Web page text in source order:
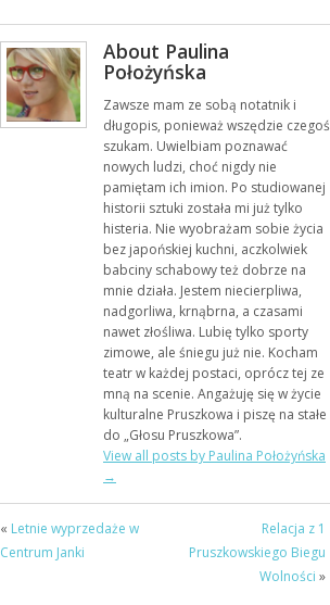
Karty historii
w Muzeum
Dulag 121
About Paulina
Położyńska
Zawsze mam ze sobą notatnik i
długopis, ponieważ wszędzie czegoś
szukam. Uwielbiam poznawać
nowych ludzi, choć nigdy nie
pamiętam ich imion. Po studiowanej
historii sztuki została mi już tylko
histeria. Nie wyobrażam sobie życia
bez japońskiej kuchni, aczkolwiek
babciny schabowy też dobrze na
mnie działa. Jestem niecierpliwa,
nadgorliwa, krnąbrna, a czasami
nawet złośliwa. Lubię tylko sporty
zimowe, ale śniegu już nie. Kocham
teatr w każdej postaci, oprócz tej ze
mną na scenie. Angażuję się w życie
kulturalne Pruszkowa i piszę na stałe
do „Głosu Pruszkowa”.
View all posts by Paulina Położyńska
→
« Letnie wyprzedaże w
Centrum Janki
Relacja z 1
Pruszkowskiego Biegu
Wolności »